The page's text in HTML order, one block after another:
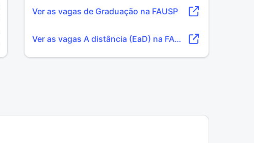
Ver as vagas de Graduação na FAUSP
Ver as vagas A distância (EaD) na FAUSP